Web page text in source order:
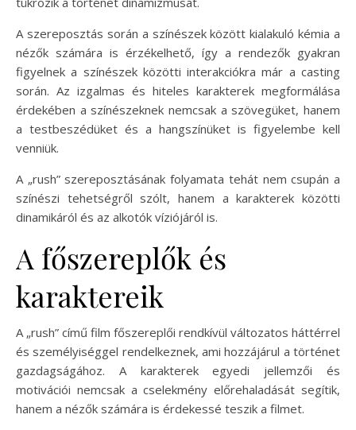
A szereposztás során a színészek között kialakuló kémia a
nézők számára is érzékelhető, így a rendezők gyakran
figyelnek a színészek közötti interakciókra már a casting
során. Az izgalmas és hiteles karakterek megformálása
érdekében a színészeknek nemcsak a szövegüket, hanem
a testbeszédüket és a hangszínüket is figyelembe kell
venniük.
A „rush” szereposztásának folyamata tehát nem csupán a
színészi tehetségről szólt, hanem a karakterek közötti
dinamikáról és az alkotók víziójáról is.
A főszereplők és
karaktereik
A „rush” című film főszereplői rendkívül változatos háttérrel
és személyiséggel rendelkeznek, ami hozzájárul a történet
gazdagságához. A karakterek egyedi jellemzői és
motivációi nemcsak a cselekmény előrehaladását segítik,
hanem a nézők számára is érdekessé teszik a filmet.